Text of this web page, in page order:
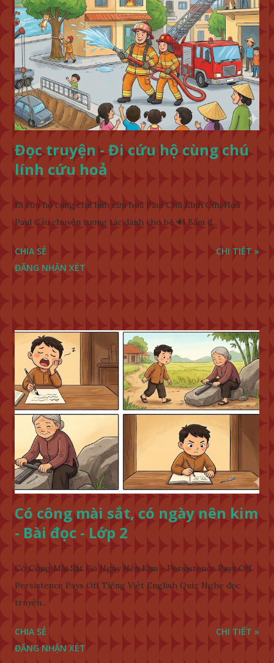
Đọc truyện - Đi cứu hộ cùng chú
lính cứu hoả
Đi cứu hộ cùng chú lính cứu hoả Paul Chú Lính Cứu Hoả
Paul Câu chuyện tương tác dành cho bé 🔊 Bấm đ...
CHIA SẺ
ĐĂNG NHẬN XÉT
CHI TIẾT »
Có công mài sắt, có ngày nên kim
- Bài đọc - Lớp 2
Có Công Mài Sắt Có Ngày Nên Kim - Persistence Pays Off
Persistence Pays Off Tiếng Việt English Quiz Nghe đọc
truyện...
CHIA SẺ
ĐĂNG NHẬN XÉT
CHI TIẾT »